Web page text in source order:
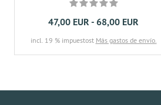
47,00 EUR - 68,00 EUR
incl. 19 % impuestost Más gastos de envío.